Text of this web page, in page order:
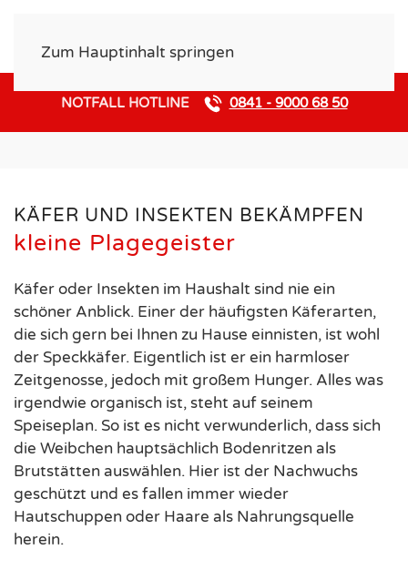
Zum Hauptinhalt springen
NOTFALL HOTLINE 0841 - 9000 68 50
KÄFER UND INSEKTEN BEKÄMPFEN
kleine Plagegeister
Käfer oder Insekten im Haushalt sind nie ein
schöner Anblick. Einer der häufigsten Käferarten,
die sich gern bei Ihnen zu Hause einnisten, ist wohl
der Speckkäfer. Eigentlich ist er ein harmloser
Zeitgenosse, jedoch mit großem Hunger. Alles was
irgendwie organisch ist, steht auf seinem
Speiseplan. So ist es nicht verwunderlich, dass sich
die Weibchen hauptsächlich Bodenritzen als
Brutstätten auswählen. Hier ist der Nachwuchs
geschützt und es fallen immer wieder
Hautschuppen oder Haare als Nahrungsquelle
herein.